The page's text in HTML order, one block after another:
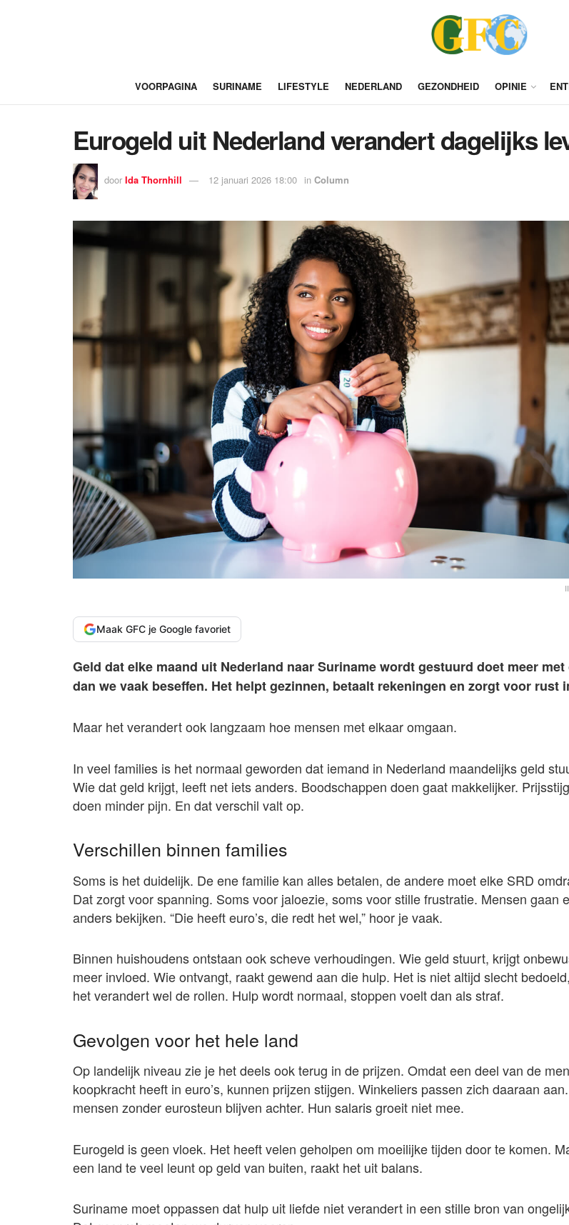
VOORPAGINA SURINAME LIFESTYLE NEDERLAND GEZONDHEID OPINIE
Eurogeld uit Nederland verandert dagelijks
door Ida Thornhill 12 januari 2026 18:00 in Column
Maak GFC je Google favoriet
Geld dat elke maand uit Nederland naar Suriname wordt gestuurd doet meer met
dan we vaak beseffen. Het helpt gezinnen, betaalt rekeningen en zorgt voor rust
Maar het verandert ook langzaam hoe mensen met elkaar omgaan.
In veel families is het normaal geworden dat iemand in Nederland maandelijks geld
Wie dat geld krijgt, leeft net iets anders. Boodschappen doen gaat makkelijker.
doen minder pijn. En dat verschil valt op.
Verschillen binnen families
Soms is het duidelijk. De ene familie kan alles betalen, de andere moet elke SRD
Dat zorgt voor spanning. Soms voor jaloezie, soms voor stille frustratie. Mensen gaan
anders bekijken. “Die heeft euro’s, die redt het wel,” hoor je vaak.
Binnen huishoudens ontstaan ook scheve verhoudingen. Wie geld stuurt, krijgt
meer invloed. Wie ontvangt, raakt gewend aan die hulp. Het is niet altijd slecht
het verandert wel de rollen. Hulp wordt normaal, stoppen voelt dan als straf.
Gevolgen voor het hele land
Op landelijk niveau zie je het deels ook terug in de prijzen. Omdat een deel van de
koopkracht heeft in euro’s, kunnen prijzen stijgen. Winkeliers passen zich daaraan
mensen zonder eurosteun blijven achter. Hun salaris groeit niet mee.
Eurogeld is geen vloek. Het heeft velen geholpen om moeilijke tijden door te komen.
een land te veel leunt op geld van buiten, raakt het uit balans.
Suriname moet oppassen dat hulp uit liefde niet verandert in een stille bron van